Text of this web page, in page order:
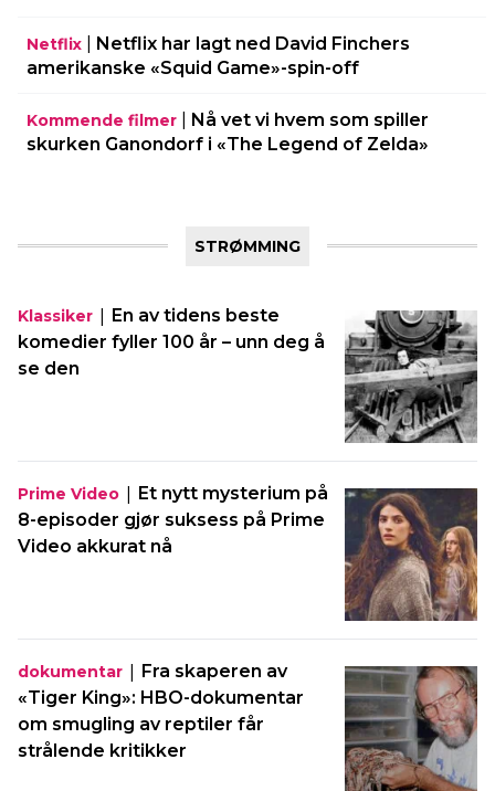
Netflix
Netflix har lagt ned David Finchers
amerikanske «Squid Game»-spin-off
Kommende filmer
Nå vet vi hvem som spiller
skurken Ganondorf i «The Legend of Zelda»
STRØMMING
Klassiker | En av tidens beste
komedier fyller 100 år – unn deg å
se den
Prime Video | Et nytt mysterium på
8-episoder gjør suksess på Prime
Video akkurat nå
dokumentar | Fra skaperen av
«Tiger King»: HBO-dokumentar
om smugling av reptiler får
strålende kritikker